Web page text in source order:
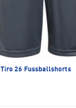
Tiro 26 Fussballshorts